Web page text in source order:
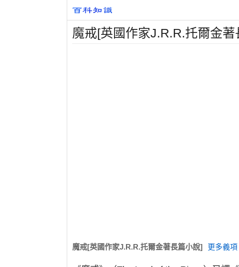
魔戒[英國作家J.R.R.托爾金著
魔戒[英國作家J.R.R.托爾金著長篇小說] 更多義